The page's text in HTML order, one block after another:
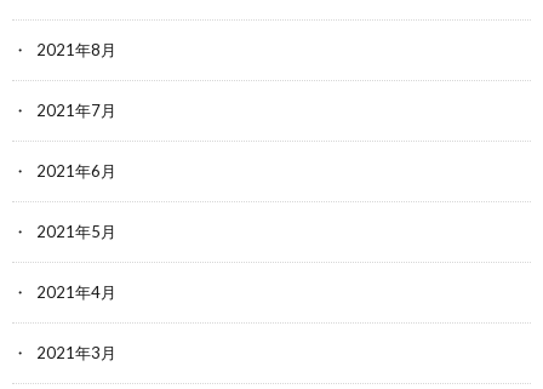
2021年8月
2021年7月
2021年6月
2021年5月
2021年4月
2021年3月